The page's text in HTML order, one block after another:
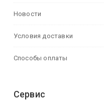
Новости
Условия доставки
Способы оплаты
Сервис